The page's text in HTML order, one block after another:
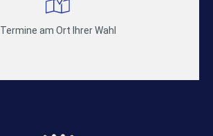
Termine am Ort Ihrer Wahl